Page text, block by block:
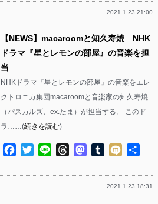
2021.1.23 21:00
【NEWS】macaroomと知久寿焼 NHK
ドラマ『星とレモンの部屋』の音楽を担
当
NHKドラマ『星とレモンの部屋』の音楽をエレ
クトロニカ集団macaroomと音楽家の知久寿焼
（パスカルズ、ex.たま）が担当する。 このド
ラ……(続きを読む)
Facebook
TwitterLine ThreadsMastodon
Tumblr
Mixi
2021.1.23 18:31